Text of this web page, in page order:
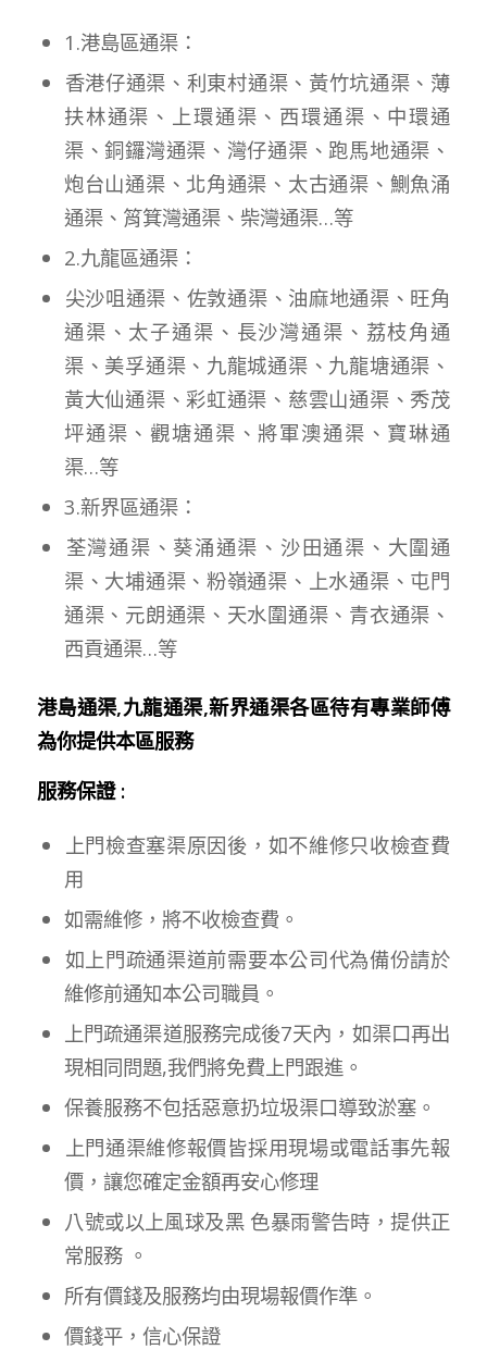
1.港島區通渠：
香港仔通渠、利東村通渠、黃竹坑通渠、薄
扶林通渠、上環通渠、西環通渠、中環通
渠、銅鑼灣通渠、灣仔通渠、跑馬地通渠、
炮台山通渠、北角通渠、太古通渠、鰂魚涌
通渠、筲箕灣通渠、柴灣通渠…等
2.九龍區通渠：
尖沙咀通渠、佐敦通渠、油麻地通渠、旺角
通渠、太子通渠、長沙灣通渠、荔枝角通
渠、美孚通渠、九龍城通渠、九龍塘通渠、
黃大仙通渠、彩虹通渠、慈雲山通渠、秀茂
坪通渠、觀塘通渠、將軍澳通渠、寶琳通
渠…等
3.新界區通渠：
荃灣通渠、葵涌通渠、沙田通渠、大圍通
渠、大埔通渠、粉嶺通渠、上水通渠、屯門
通渠、元朗通渠、天水圍通渠、青衣通渠、
西貢通渠…等
港島通渠,九龍通渠,新界通渠各區待有專業師傅
為你提供本區服務
服務保證 :
上門檢查塞渠原因後，如不維修只收檢查費
用
如需維修，將不收檢查費。
如上門疏通渠道前需要本公司代為備份請於
維修前通知本公司職員。
上門疏通渠道服務完成後7天內，如渠口再出
現相同問題,我們將免費上門跟進。
保養服務不包括惡意扔垃圾渠口導致淤塞。
上門通渠維修報價皆採用現場或電話事先報
價，讓您確定金額再安心修理
八號或以上風球及黑 色暴雨警告時，提供正
常服務 。
所有價錢及服務均由現場報價作準。
價錢平，信心保證